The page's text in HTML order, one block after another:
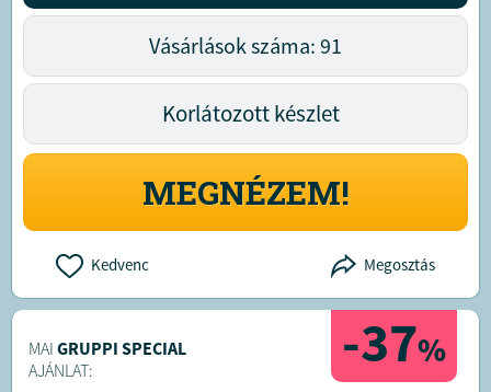
Vásárlások száma: 91
Korlátozott készlet
MEGNÉZEM!
Kedvenc Megosztás
-37%
MAI GRUPPI SPECIAL
AJÁNLAT: